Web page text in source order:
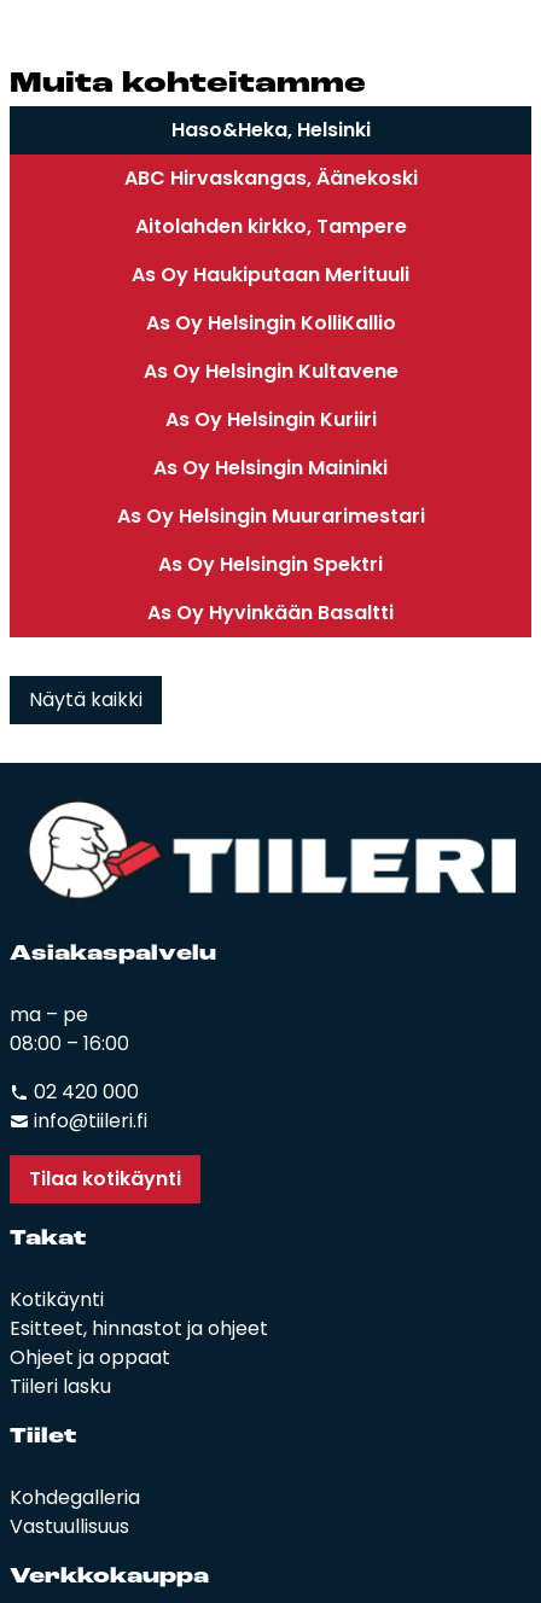
Mui­ta koh­tei­tam­me
Haso&Heka, Helsinki
ABC Hirvaskangas, Äänekoski
Aitolahden kirkko, Tampere
As Oy Haukiputaan Merituuli
As Oy Helsingin KolliKallio
As Oy Helsingin Kultavene
As Oy Helsingin Kuriiri
As Oy Helsingin Maininki
As Oy Helsingin Muurarimestari
As Oy Helsingin Spektri
As Oy Hyvinkään Basaltti
Näytä kaikki
Asia­kas­pal­ve­lu
ma – pe
08:00 – 16:00
02 420 000
info@tiileri.fi
Tilaa kotikäynti
Ta­kat
Kotikäynti
Esitteet, hinnastot ja ohjeet
Ohjeet ja oppaat
Tiileri lasku
Tii­let
Kohdegalleria
Vastuullisuus
Verk­ko­kaup­pa